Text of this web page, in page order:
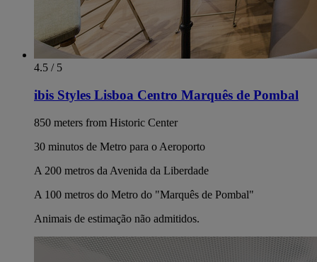
4.5 / 5
ibis Styles Lisboa Centro Marquês de Pombal
850 meters from Historic Center
30 minutos de Metro para o Aeroporto
A 200 metros da Avenida da Liberdade
A 100 metros do Metro do "Marquês de Pombal"
Animais de estimação não admitidos.